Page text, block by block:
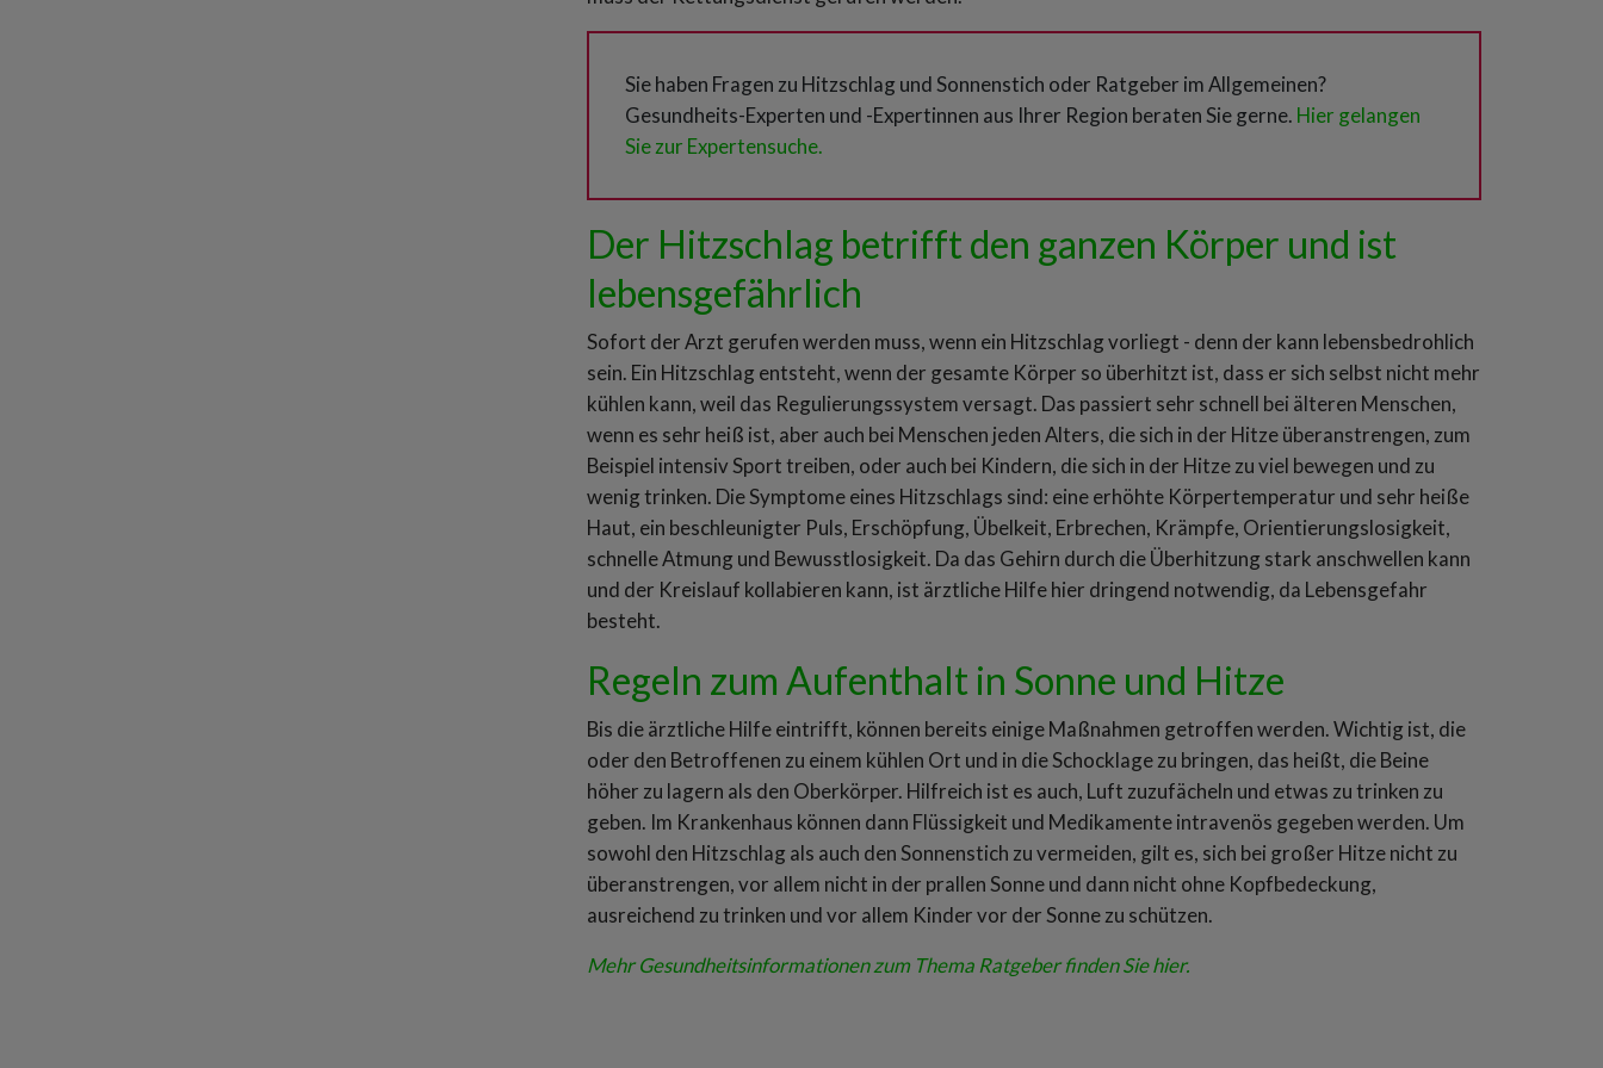
Sie haben Fragen zu Hitzschlag und Sonnenstich oder Ratgeber im Allgemeinen?
Gesundheits-Experten und -Expertinnen aus Ihrer Region beraten Sie gerne. Hier gelangen
Sie zur Expertensuche.
Der Hitzschlag betrifft den ganzen Körper und ist
lebensgefährlich
Sofort der Arzt gerufen werden muss, wenn ein Hitzschlag vorliegt - denn der kann lebensbedrohlich
sein. Ein Hitzschlag entsteht, wenn der gesamte Körper so überhitzt ist, dass er sich selbst nicht mehr
kühlen kann, weil das Regulierungssystem versagt. Das passiert sehr schnell bei älteren Menschen,
wenn es sehr heiß ist, aber auch bei Menschen jeden Alters, die sich in der Hitze überanstrengen, zum
Beispiel intensiv Sport treiben, oder auch bei Kindern, die sich in der Hitze zu viel bewegen und zu
wenig trinken. Die Symptome eines Hitzschlags sind: eine erhöhte Körpertemperatur und sehr heiße
Haut, ein beschleunigter Puls, Erschöpfung, Übelkeit, Erbrechen, Krämpfe, Orientierungslosigkeit,
schnelle Atmung und Bewusstlosigkeit. Da das Gehirn durch die Überhitzung stark anschwellen kann
und der Kreislauf kollabieren kann, ist ärztliche Hilfe hier dringend notwendig, da Lebensgefahr
besteht.
Regeln zum Aufenthalt in Sonne und Hitze
Bis die ärztliche Hilfe eintrifft, können bereits einige Maßnahmen getroffen werden. Wichtig ist, die
oder den Betroffenen zu einem kühlen Ort und in die Schocklage zu bringen, das heißt, die Beine
höher zu lagern als den Oberkörper. Hilfreich ist es auch, Luft zuzufächeln und etwas zu trinken zu
geben. Im Krankenhaus können dann Flüssigkeit und Medikamente intravenös gegeben werden. Um
sowohl den Hitzschlag als auch den Sonnenstich zu vermeiden, gilt es, sich bei großer Hitze nicht zu
überanstrengen, vor allem nicht in der prallen Sonne und dann nicht ohne Kopfbedeckung,
ausreichend zu trinken und vor allem Kinder vor der Sonne zu schützen.
Mehr Gesundheitsinformationen zum Thema Ratgeber finden Sie hier.